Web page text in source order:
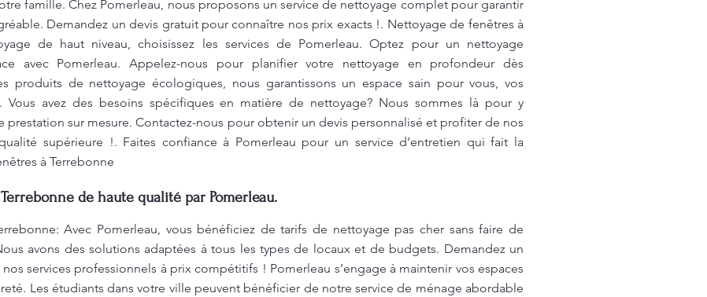
famille. Chez Pomerleau, nous proposons un service de nettoyage complet pour garantir
Demandez un devis gratuit pour connaître nos prix exacts !. Nettoyage de fenêtres à
de haut niveau, choisissez les services de Pomerleau. Optez pour un nettoyage
avec Pomerleau. Appelez-nous pour planifier votre nettoyage en profondeur dès
produits de nettoyage écologiques, nous garantissons un espace sain pour vous, vos
Vous avez des besoins spécifiques en matière de nettoyage? Nous sommes là pour y
prestation sur mesure. Contactez-nous pour obtenir un devis personnalisé et profiter de nos
supérieure !. Faites confiance à Pomerleau pour un service d’entretien qui fait la
à Terrebonne
de haute qualité par Pomerleau.
Avec Pomerleau, vous bénéficiez de tarifs de nettoyage pas cher sans faire de
avons des solutions adaptées à tous les types de locaux et de budgets. Demandez un
services professionnels à prix compétitifs ! Pomerleau s’engage à maintenir vos espaces
Les étudiants dans votre ville peuvent bénéficier de notre service de ménage abordable